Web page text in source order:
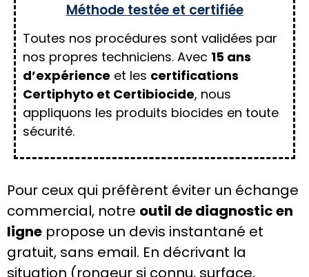
Méthode testée et certifiée
Toutes nos procédures sont validées par
nos propres techniciens. Avec 15 ans
d’expérience et les certifications
Certiphyto et Certibiocide, nous
appliquons les produits biocides en toute
sécurité.
Pour ceux qui préfèrent éviter un échange
commercial, notre outil de diagnostic en
ligne propose un devis instantané et
gratuit, sans email. En décrivant la